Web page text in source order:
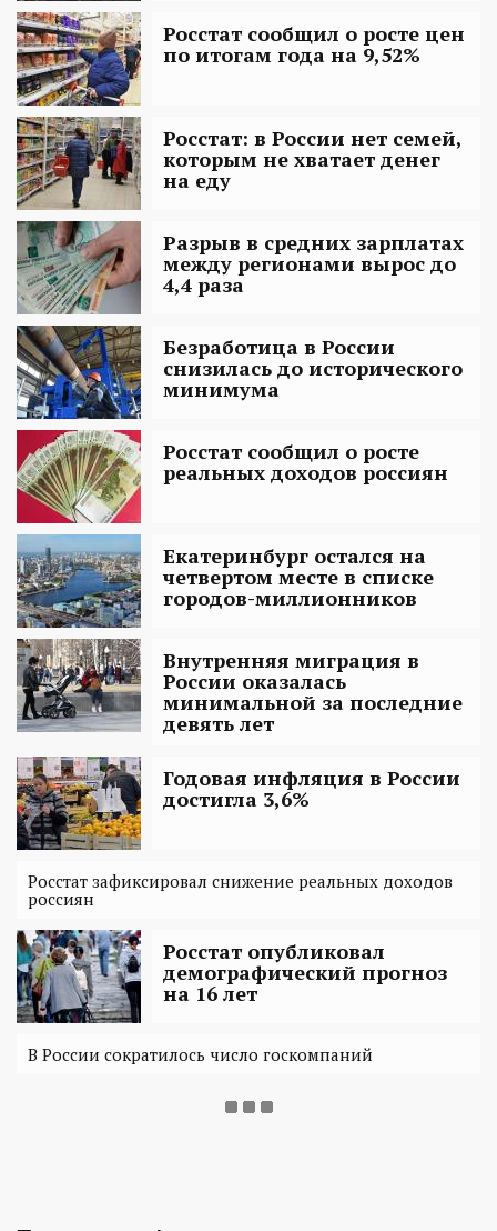
Росстат сообщил о росте цен
по итогам года на 9,52%
Росстат: в России нет семей,
которым не хватает денег
на еду
Разрыв в средних зарплатах
между регионами вырос до
4,4 раза
Безработица в России
снизилась до исторического
минимума
Росстат сообщил о росте
реальных доходов россиян
Екатеринбург остался на
четвертом месте в списке
городов-миллионников
Внутренняя миграция в
России оказалась
минимальной за последние
девять лет
Годовая инфляция в России
достигла 3,6%
Росстат зафиксировал снижение реальных доходов
россиян
Росстат опубликовал
демографический прогноз
на 16 лет
В России сократилось число госкомпаний